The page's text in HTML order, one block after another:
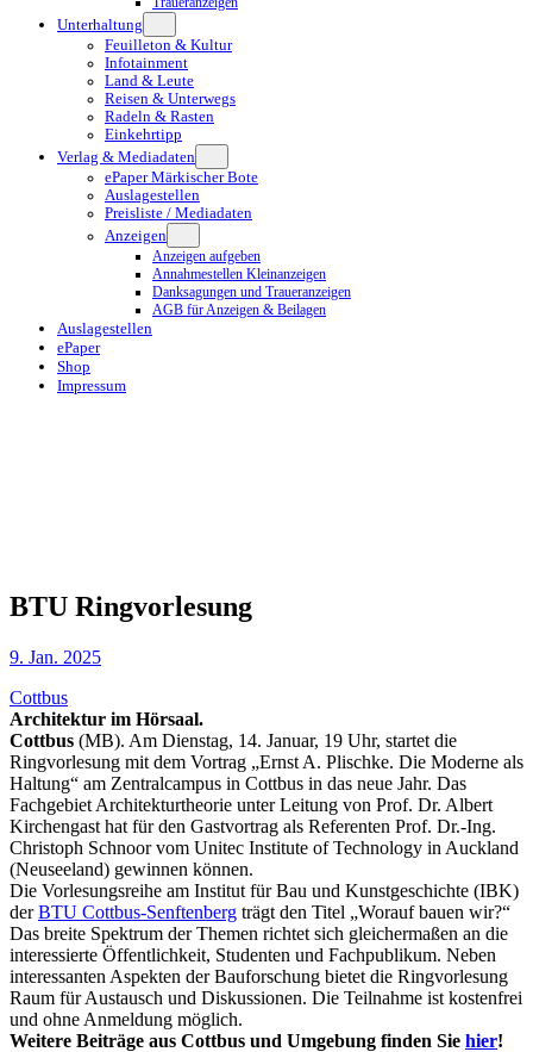
Unterhaltung
Feuilleton & Kultur
Infotainment
Land & Leute
Reisen & Unterwegs
Radeln & Rasten
Einkehrtipp
Verlag & Mediadaten
ePaper Märkischer Bote
Auslagestellen
Preisliste / Mediadaten
Anzeigen
Anzeigen aufgeben
Annahmestellen Kleinanzeigen
Danksagungen und Traueranzeigen
AGB für Anzeigen & Beilagen
Auslagestellen
ePaper
Shop
Impressum
BTU Ringvorlesung
9. Jan. 2025
Cottbus
Architektur im Hörsaal.
Cottbus (MB). Am Dienstag, 14. Januar, 19 Uhr, startet die
Ringvorlesung mit dem Vortrag „Ernst A. Plischke. Die Moderne als
Haltung“ am Zentralcampus in Cottbus in das neue Jahr. Das
Fachgebiet Architekturtheorie unter Leitung von Prof. Dr. Albert
Kirchengast hat für den Gastvortrag als Referenten Prof. Dr.-Ing.
Christoph Schnoor vom Unitec Institute of Technology in Auckland
(Neuseeland) gewinnen können.
Die Vorlesungsreihe am Institut für Bau und Kunstgeschichte (IBK)
derBTU Cottbus-Senftenberg trägt den Titel „Worauf bauen wir?“
Das breite Spektrum der Themen richtet sich gleichermaßen an die
interessierte Öffentlichkeit, Studenten und Fachpublikum. Neben
interessanten Aspekten der Bauforschung bietet die Ringvorlesung
Raum für Austausch und Diskussionen. Die Teilnahme ist kostenfrei
und ohne Anmeldung möglich.
Weitere Beiträge aus Cottbus und Umgebung finden Sie hier!